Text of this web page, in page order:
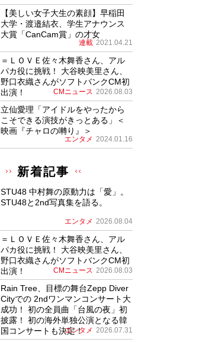
【美しい女子大生の素顔】早稲田
大学・渡邉結衣、学生アナウンス
大賞「CanCam賞」の才女
連載 2021.04.21
＝ＬＯＶＥ佐々木舞香さん、アル
パカ役に挑戦！ 大谷映美里さん、
野口衣織さんがソフトバンクCM初
出演！
CMニュース 2026.08.03
立仙愛理「アイドルをやったから
こそできる演技がきっとある」＜
映画『チャロの囀り』＞
エンタメ 2024.01.16
新着記事
STU48 中村舞の原動力は「愛」。
STU48と2nd写真集を語る。
エンタメ 2026.08.04
＝ＬＯＶＥ佐々木舞香さん、アル
パカ役に挑戦！ 大谷映美里さん、
野口衣織さんがソフトバンクCM初
出演！
CMニュース 2026.08.03
Rain Tree、目標の舞台Zepp Diver
Cityでの 2ndワンマンコンサート大
成功！ 初の全員曲「台風の夜」初
披露！ 初の海外単独公演となる韓
国コンサートも決定！
エンタメ 2026.07.31